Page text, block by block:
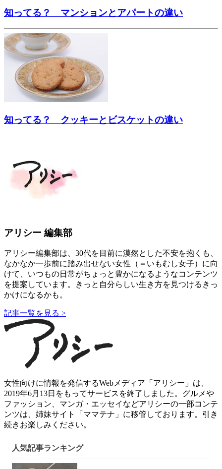
知ってる？ マンションとアパートの違い
知ってる？ クッキーとビスケットの違い
アリシー 編集部
アリシー編集部は、30代を目前に漠然とした不安を抱くも、
なかなか一歩前に踏み出せない女性（＝いもむし女子）に向
けて、いつもの日常がちょっと豊かになるようなコンテンツ
を提案しています。きっと自分らしい生き方を見つけるきっ
かけになるかも。
記事一覧を見る >
女性向けに情報を発信するWebメディア「アリシー」は、
2019年6月13日をもってサービスを終了しました。グルメや
ファッション、マンガ・エッセイなどアリシーの一部コンテ
ンツは、姉妹サイト「ママテナ」に移管しております。引き
続きお楽しみください。
人気記事ランキング